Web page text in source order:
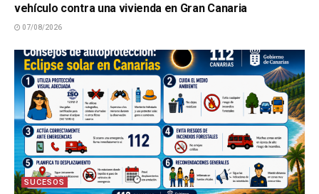
vehículo contra una vivienda en Gran Canaria
07/08/2026
SUCESOS